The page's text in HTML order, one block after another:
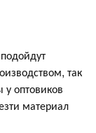
так
оптовиков
материал